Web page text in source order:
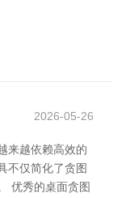
2026-05-26
来越依赖高效的
不仅简化了贪图
优秀的桌面贪图